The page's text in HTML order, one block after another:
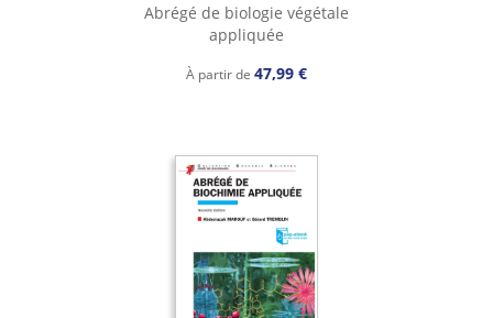
Abrégé de biologie végétale
appliquée
À partir de 47,99 €